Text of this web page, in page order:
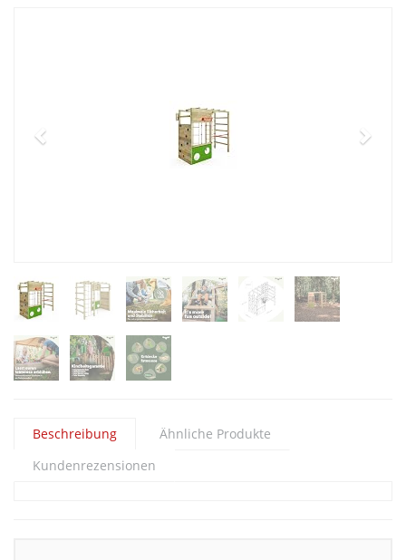
Beschreibung
Ähnliche Produkte
Kundenrezensionen